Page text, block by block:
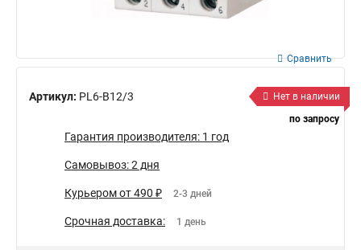
Артикул: PL6-B12/3
Сравнить
Нет в наличии
по запросу
Гарантия производителя: 1 год
Самовывоз: 2 дня
Курьером от 490 ₽ 2-3 дней
Срочная доставка: 1 день